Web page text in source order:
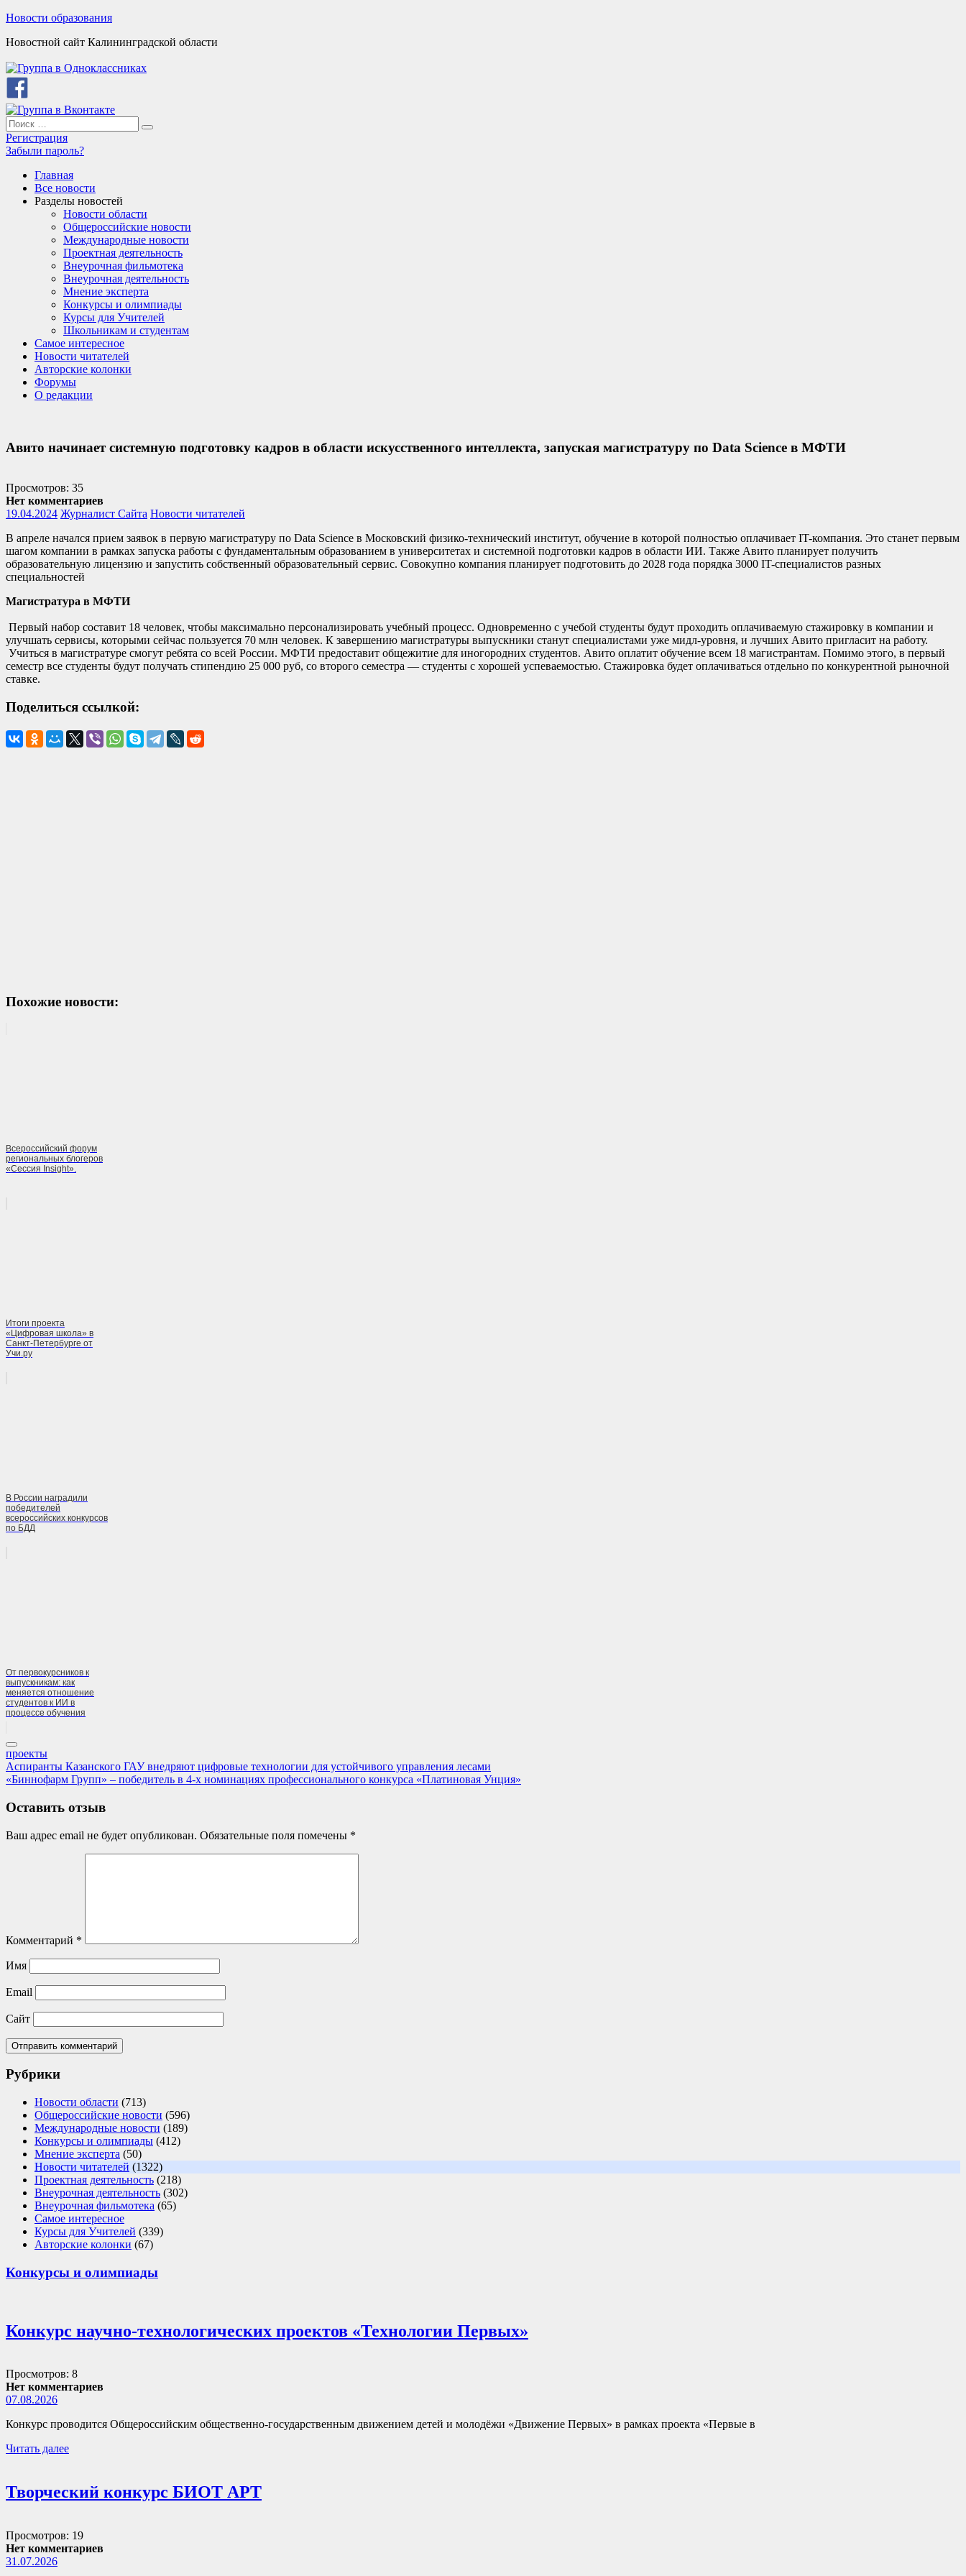
Skip
content
Новости образования
Новостной сайт Калининградской области
Search
for:
Search
Регистрация
Забыли пароль?
Главная
Все новости
Разделы новостей
Новости области
Общероссийские новости
Международные новости
Проектная деятельность
Внеурочная фильмотека
Внеурочная деятельность
Мнение эксперта
Конкурсы и олимпиады
Курсы для Учителей
Школьникам и студентам
Самое интересное
Новости читателей
Авторские колонки
Форумы
О редакции
Авито начинает системную подготовку кадров в области искусственного интеллекта, запуская магистратуру по Data Science в МФТИ
Просмотров: 35
Нет комментариев
19.04.2024 Журналист Сайта Новости читателей
В апреле начался прием заявок в первую магистратуру по Data Science в Московский физико-технический институт, обучение в которой полностью оплачивает IT-компания. Это станет первым
шагом компании в рамках запуска работы с фундаментальным образованием в университетах и системной подготовки кадров в области ИИ. Также Авито планирует получить
образовательную лицензию и запустить собственный образовательный сервис. Совокупно компания планирует подготовить до 2028 года порядка 3000 IT-специалистов разных
специальностей
Магистратура в МФТИ
Первый набор составит 18 человек, чтобы максимально персонализировать учебный процесс. Одновременно с учебой студенты будут проходить оплачиваемую стажировку в компании и
улучшать сервисы, которыми сейчас пользуется 70 млн человек. К завершению магистратуры выпускники станут специалистами уже мидл-уровня, и лучших Авито пригласит на работу.
Учиться в магистратуре смогут ребята со всей России. МФТИ предоставит общежитие для иногородних студентов. Авито оплатит обучение всем 18 магистрантам. Помимо этого, в первый
семестр все студенты будут получать стипендию 25 000 руб, со второго семестра — студенты с хорошей успеваемостью. Стажировка будет оплачиваться отдельно по конкурентной рыночной
ставке.
Поделиться ссылкой:
Похожие новости:
Всероссийский форум
региональных блогеров
«Сессия Insight».
Итоги проекта
«Цифровая школа» в
Санкт-Петербурге от
Учи.ру
В России наградили
победителей
всероссийских конкурсов
по БДД
От первокурсников к
выпускникам: как
меняется отношение
студентов к ИИ в
процессе обучения
проекты
Навигация
по
записям
Previous
Post:
Аспиранты Казанского ГАУ внедряют цифровые технологии для устойчивого управления лесами
Next
«Биннофарм Групп» – победитель в 4-х номинациях профессионального конкурса «Платиновая Унция»
Оставить отзыв
Ваш адрес email не будет опубликован. Обязательные поля помечены *
Комментарий *
Имя
Email
Сайт
Рубрики
Новости области (713)
Общероссийские новости (596)
Международные новости (189)
Конкурсы и олимпиады (412)
Мнение эксперта (50)
Новости читателей (1322)
Проектная деятельность (218)
Внеурочная деятельность (302)
Внеурочная фильмотека (65)
Самое интересное
Курсы для Учителей (339)
Авторские колонки (67)
Конкурсы и олимпиады
Конкурс научно-технологических проектов «Технологии Первых»
Просмотров: 8
Нет комментариев
07.08.2026
Конкурс проводится Общероссийским общественно-государственным движением детей и молодёжи «Движение Первых» в рамках проекта «Первые в
Читать далее
Творческий конкурс БИОТ АРТ
Просмотров: 19
Нет комментариев
31.07.2026